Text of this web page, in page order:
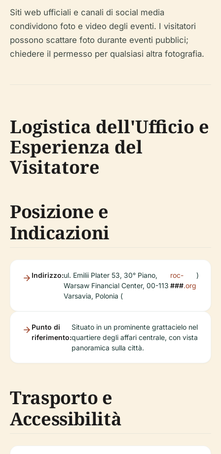
Siti web ufficiali e canali di social media
condividono foto e video degli eventi. I visitatori
possono scattare foto durante eventi pubblici;
chiedere il permesso per qualsiasi altra fotografia.
Logistica dell'Ufficio e
Esperienza del
Visitatore
Posizione e
Indicazioni
Indirizzo:ul. Emilii Plater 53, 30° Piano,
Warsaw Financial Center, 00-113
Varsavia, Polonia (
roc-
###.org
)
Punto di
riferimento:
Situato in un prominente grattacielo nel
quartiere degli affari centrale, con vista
panoramica sulla città.
Trasporto e
Accessibilità